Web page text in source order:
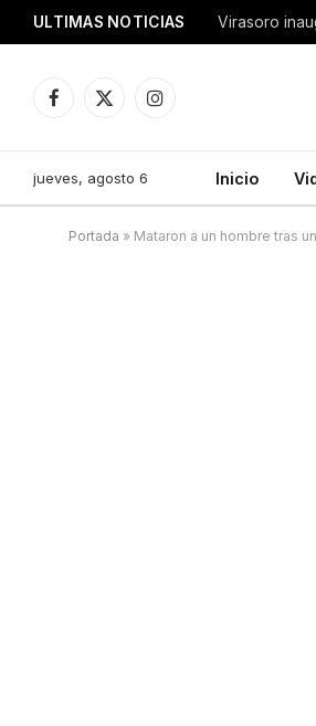
ULTIMAS NOTICIAS
Facebook
X
Instagram
jueves, agosto 6 Inicio
Portada » Mataron a un hombre tras